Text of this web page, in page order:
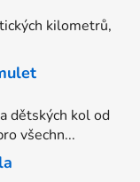
kilometrů,
dětských kol od
všechn...